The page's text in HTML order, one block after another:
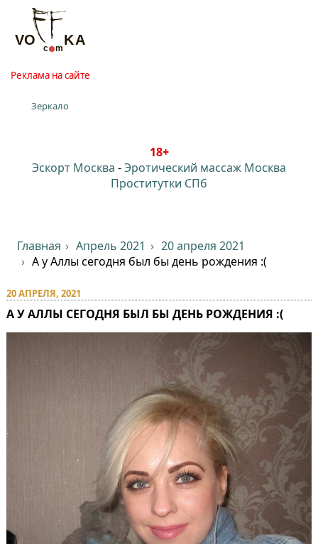
Реклама на сайте
Зеркало
18+
Эскорт Москва -Эротический массаж Москва
Проститутки СПб
Главная Апрель 2021
20 апреля 2021
А у Аллы сегодня был бы день рождения :(
20 АПРЕЛЯ, 2021
А У АЛЛЫ СЕГОДНЯ БЫЛ БЫ ДЕНЬ РОЖДЕНИЯ :(